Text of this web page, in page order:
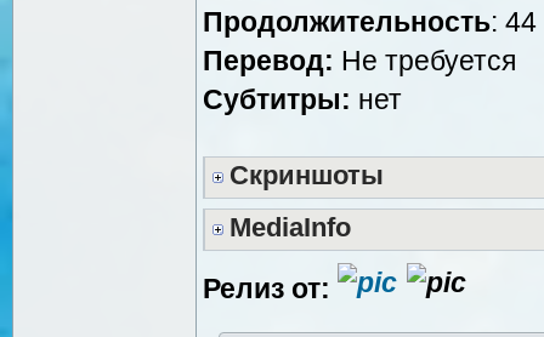
Продолжительность:
Перевод: Не требуется
Субтитры: нет
Скриншоты
MediaInfo
Релиз от: